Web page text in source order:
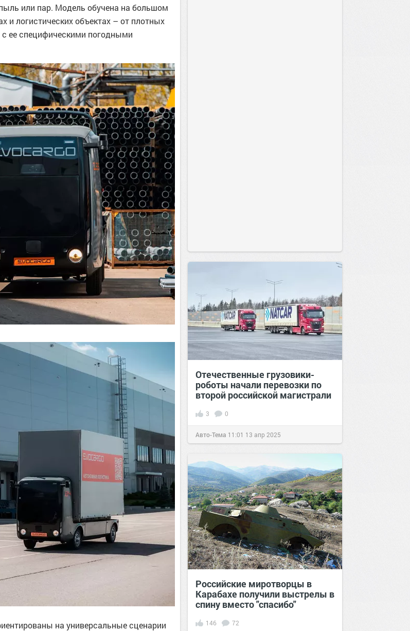
или пар. Модель обучена на большом
логистических объектах – от плотных
ее специфическими погодными
на универсальные сценарии
Отечественные грузовики-
роботы начали перевозки по
второй российской магистрали
3 0
Авто-Тема 11:01 13 апр 2025
Российские миротворцы в
Карабахе получили выстрелы в
спину вместо "спасибо"
146 72